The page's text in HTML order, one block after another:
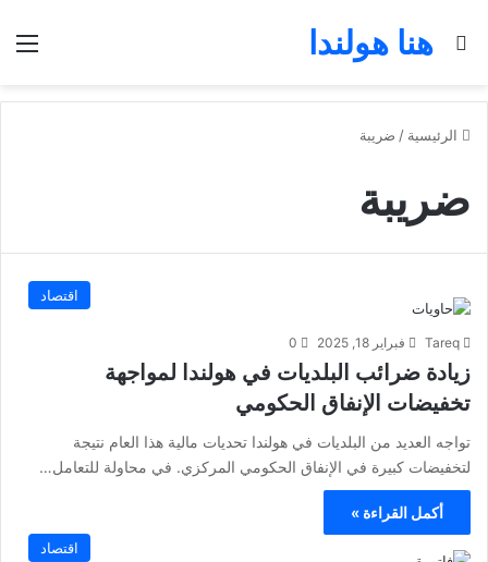
هنا هولندا
بحث عن
الرئيسية / ضريبة
ضريبة
اقتصاد
Tareq فبراير 18, 2025 0
زيادة ضرائب البلديات في هولندا لمواجهة
تخفيضات الإنفاق الحكومي
تواجه العديد من البلديات في هولندا تحديات مالية هذا العام نتيجة
لتخفيضات كبيرة في الإنفاق الحكومي المركزي. في محاولة للتعامل…
أكمل القراءة »
اقتصاد